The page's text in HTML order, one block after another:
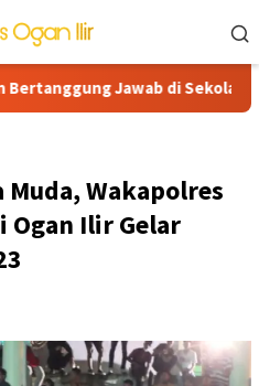
Jawab di Sekolah
Wakapolres
Ogan Ilir Gelar